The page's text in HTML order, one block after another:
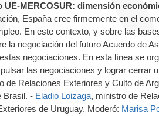
UE-MERCOSUR: dimensión
España cree firmemente en el
En este contexto, y sobre las
la negociación del futuro Acuerdo de
negociaciones. En esta línea se
las negociaciones y lograr cerrar
de Relaciones Exteriores y Culto de
Brasil. - Eladio Loizaga, ministro de
de Uruguay. Moderó: Marisa